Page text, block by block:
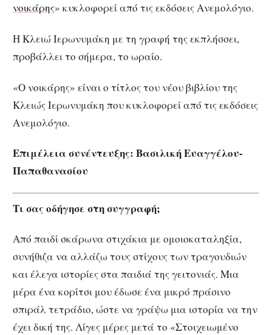
νοικάρης» κυκλοφορεί από τις εκδόσεις Ανεμολόγιο.
Η Κλειώ Ιερωνυμάκη με τη γραφή της εκπλήσσει,
προβάλλει το σήμερα, το ωραίο.
«Ο νοικάρης» είναι ο τίτλος του νέου βιβλίου της
Κλειώς Ιερωνυμάκη που κυκλοφορεί από τις εκδόσεις
Ανεμολόγιο.
Επιμέλεια συνέντευξης: Βασιλική Ευαγγέλου-
Παπαθανασίου
Τι σας οδήγησε στη συγγραφή;
Από παιδί σκάρωνα στιχάκια με ομοιοκαταληξία,
συνήθιζα να αλλάζω τους στίχους των τραγουδιών
και έλεγα ιστορίες στα παιδιά της γειτονιάς. Μια
μέρα ένα κορίτσι μου έδωσε ένα μικρό πράσινο
σπιράλ τετράδιο, ώστε να γράψω μια ιστορία να την
έχει δική της. Λίγες μέρες μετά το «Στοιχειωμένο